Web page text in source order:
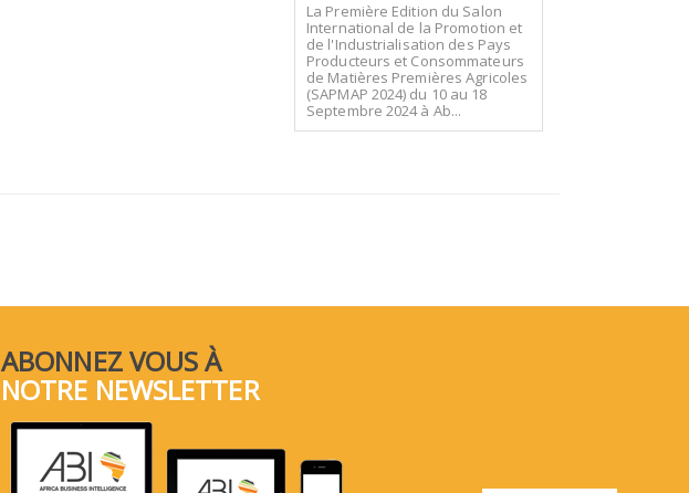
La Première Edition du Salon
International de la Promotion et
de l'Industrialisation des Pays
Producteurs et Consommateurs
de Matières Premières Agricoles
(SAPMAP 2024) du 10 au 18
Septembre 2024 à Ab...
ABONNEZ VOUS À
NOTRE NEWSLETTER